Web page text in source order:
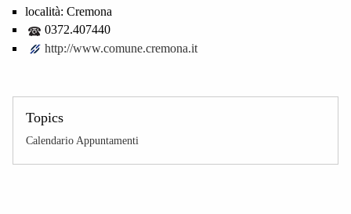
località: Cremona
0372.407440
http://www.comune.cremona.it
Topics
Calendario Appuntamenti